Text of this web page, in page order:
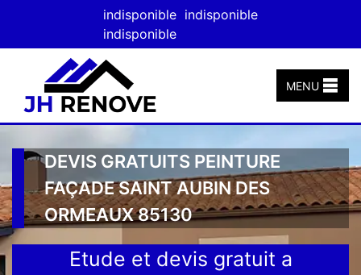
indisponible indisponible
indisponible
MENU
DEVIS GRATUITS PEINTURE
FAÇADE SAINT AUBIN DES
ORMEAUX 85130
Etude et devis gratuit a